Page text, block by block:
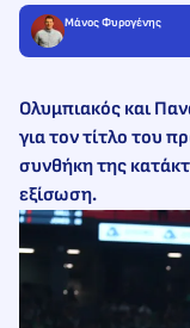
Μάνος Φυρογένης
Ολυμπιακός και
για τον τίτλο του
συνθήκη της
εξίσωση.